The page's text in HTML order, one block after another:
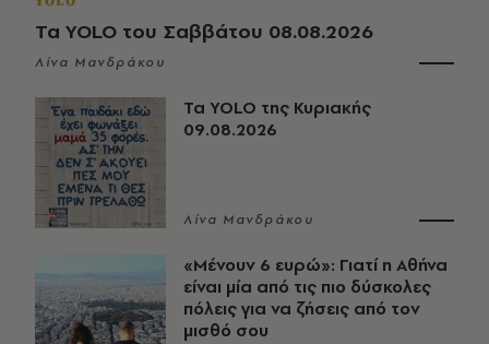
Τα YOLO του Σαββάτου 08.08.2026
Λίνα Μανδράκου
Τα YOLO της Κυριακής
09.08.2026
Λίνα Μανδράκου
«Μένουν 6 ευρώ»: Γιατί η Αθήνα
είναι μία από τις πιο δύσκολες
πόλεις για να ζήσεις από τον
μισθό σου